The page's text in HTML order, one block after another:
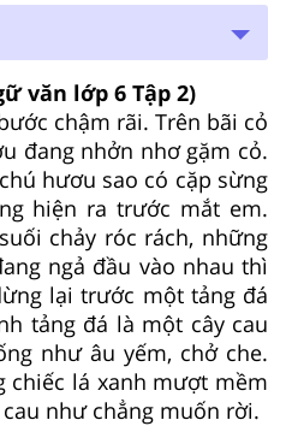
văn lớp 6 Tập 2)
chậm rãi. Trên bãi cỏ
đang nhởn nhơ gặm cỏ.
hươu sao có cặp sừng
hiện ra trước mắt em.
chảy róc rách, những
ngả đầu vào nhau thì
lại trước một tảng đá
tảng đá là một cây cau
như âu yếm, chở che.
chiếc lá xanh mượt mềm
như chẳng muốn rời.